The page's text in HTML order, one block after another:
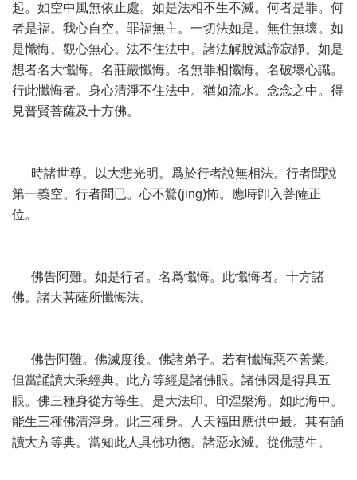
起。如空中風無依止處。如是法相不生不滅。何者是罪。何
者是福。我心自空。罪福無主。一切法如是。無住無壞。如
是懺悔。觀心無心。法不住法中。諸法解脫滅諦寂靜。如是
想者名大懺悔。名莊嚴懺悔。名無罪相懺悔。名破壞心識。
行此懺悔者。身心清淨不住法中。猶如流水。念念之中。得
見普賢菩薩及十方佛。
時諸世尊。以大悲光明。爲於行者說無相法。行者聞說
第一義空。行者聞已。心不驚(jing)怖。應時卽入菩薩正
位。
佛告阿難。如是行者。名爲懺悔。此懺悔者。十方諸
佛。諸大菩薩所懺悔法。
佛告阿難。佛滅度後。佛諸弟子。若有懺悔惡不善業。
但當誦讀大乘經典。此方等經是諸佛眼。諸佛因是得具五
眼。佛三種身從方等生。是大法印。印涅槃海。如此海中。
能生三種佛清淨身。此三種身。人天福田應供中最。其有誦
讀大方等典。當知此人具佛功德。諸惡永滅。從佛慧生。